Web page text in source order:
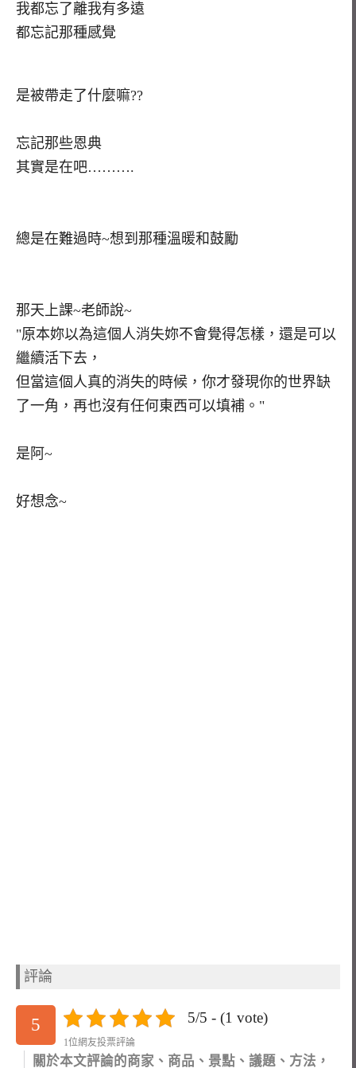
我都忘了離我有多遠
都忘記那種感覺
是被帶走了什麼嘛??
忘記那些恩典
其實是在吧……….
總是在難過時~想到那種溫暖和鼓勵
那天上課~老師說~
"原本妳以為這個人消失妳不會覺得怎樣，還是可以
繼續活下去，
但當這個人真的消失的時候，你才發現你的世界缺
了一角，再也沒有任何東西可以填補。"
是阿~
好想念~
評論
5 5/5 - (1 vote)
1位網友投票評論
關於本文評論的商家、商品、景點、議題、方法，